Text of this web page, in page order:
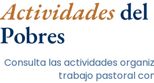
Actividadesdel
Pobres
Consulta las actividades
trabajo pastoral